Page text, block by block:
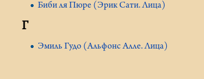
Биби ля Пюре (Эрик Сати. Лица)
Г
Эмиль Гудо (Альфонс Алле. Лица)